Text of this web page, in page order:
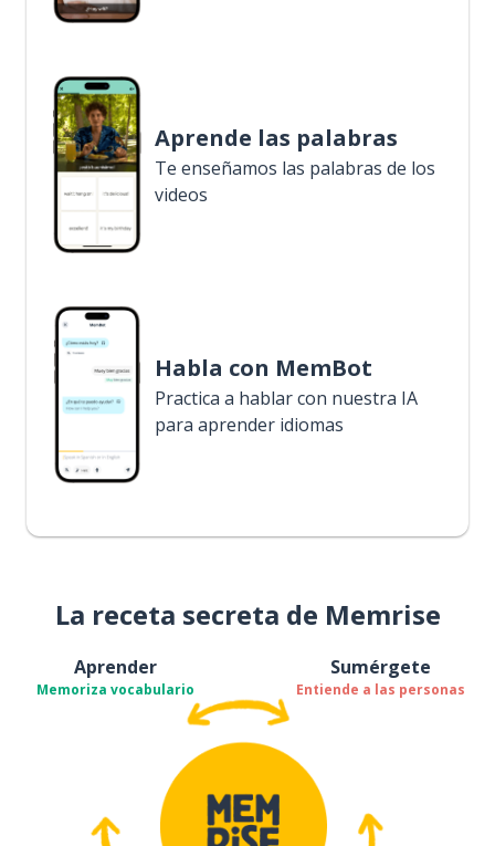
Aprende las palabras
Te enseñamos las palabras de los
videos
Habla con MemBot
Practica a hablar con nuestra IA
para aprender idiomas
La receta secreta de Memrise
Aprender
Memoriza vocabulario
Sumérgete
Entiende a las personas